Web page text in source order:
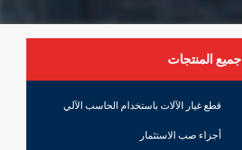
جميع المنتجات
قطع غيار الآلات باستخدام الحاسب الآلي
أجزاء صب الاستثمار